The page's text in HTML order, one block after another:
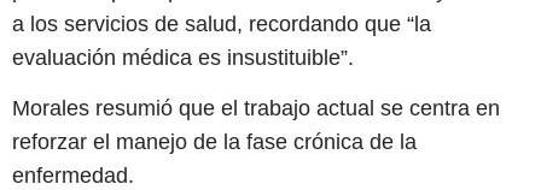
a los servicios de salud, recordando que “la
evaluación médica es insustituible”.
Morales resumió que el trabajo actual se centra en
reforzar el manejo de la fase crónica de la
enfermedad.